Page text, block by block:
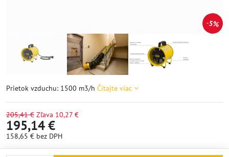
5%
Prietok vzduchu: 1500 m3/h Čítajte viac
205,41 € Zľava 10,27 €
195,14 €
158,65 € bez DPH